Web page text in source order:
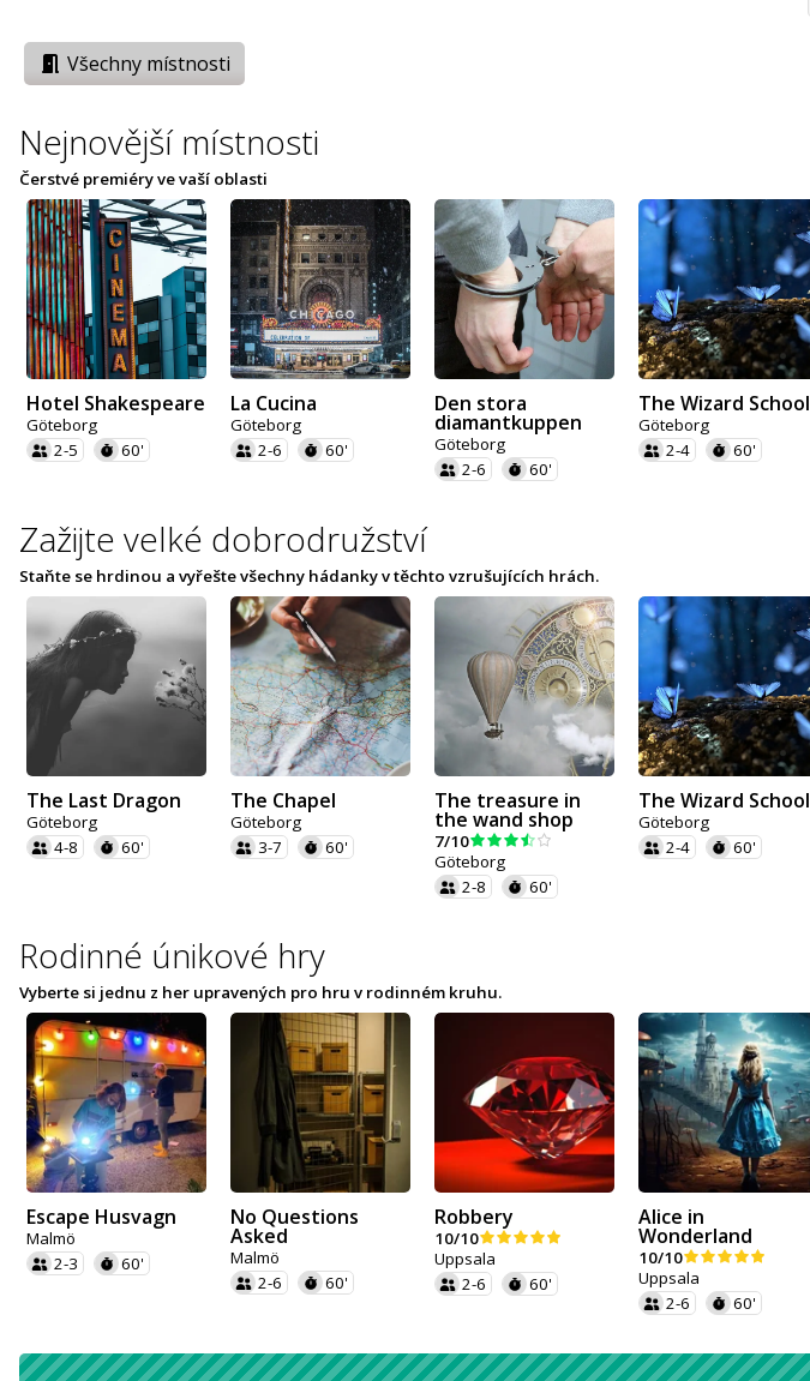
Všechny místnosti
Nejnovější místnosti
Čerstvé premiéry ve vaší oblasti
Hotel Shakespeare
Göteborg
2-5
60'
La Cucina
Göteborg
2-6
60'
Den stora
diamantkuppen
Göteborg
2-6
60'
The Wizard School
Göteborg
2-4
60'
Zažijte velké dobrodružství
Staňte se hrdinou a vyřešte všechny hádanky v těchto vzrušujících hrách.
The Last Dragon
Göteborg
4-8
60'
The Chapel
Göteborg
3-7
60'
The treasure in
the wand shop
7/10
Göteborg
2-8
60'
The Wizard School
Göteborg
2-4
60'
Rodinné únikové hry
Vyberte si jednu z her upravených pro hru v rodinném kruhu.
Escape Husvagn
Malmö
2-3
60'
No Questions
Asked
Malmö
2-6
60'
Robbery
10/10
Uppsala
2-6
60'
Alice in
Wonderland
10/10
Uppsala
2-6
60'